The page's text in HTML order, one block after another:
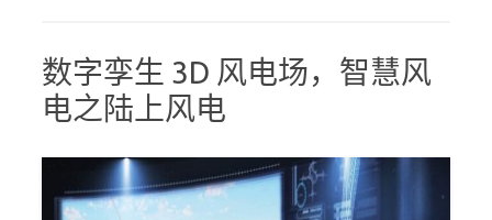
数字孪生 3D 风电场，智慧风
电之陆上风电